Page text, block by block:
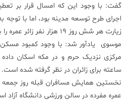
عکس
مجله
فرهنگی
گفت: با وجود این‌ که امسال قرار بر
اجرای طرح توسعه مدینه بود، اما با
زیارت هر شش روز ۱۹ هزار نفر زائر عمره را به مدینه و مکه اعزام کرده است.
موسوی یادآور شد: با وجود کمبود
ساعته برای زائران در نظر گرفته شده است.
عمره مفرده در سالن ورزشی دانشگاه آزاد